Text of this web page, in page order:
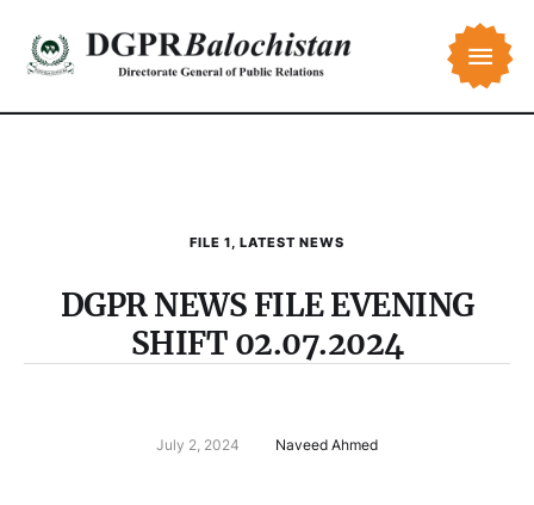
FILE 1, LATEST NEWS
DGPR NEWS FILE EVENING
SHIFT 02.07.2024
July 2, 2024 Naveed Ahmed